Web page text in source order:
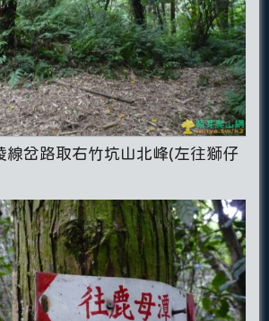
岔路取右竹坑山北峰(左往獅仔